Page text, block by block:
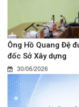
Ông Hồ Quang Đệ
đốc Sở Xây dựng
30/06/2026